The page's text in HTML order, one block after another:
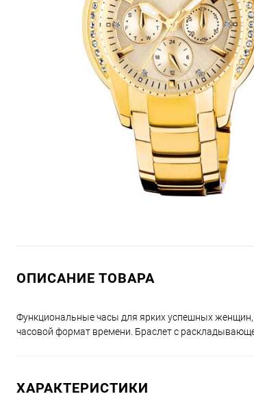
ОПИСАНИЕ ТОВАРА
Функциональные часы для ярких успешных
часовой формат времени. Браслет с
ХАРАКТЕРИСТИКИ